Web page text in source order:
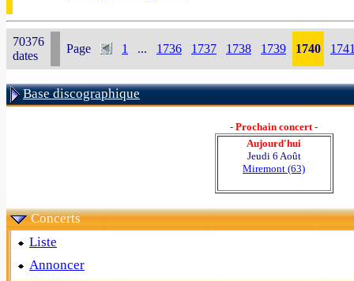
70376
dates
Page 1 ... 1736 1737 1738 1739 1740
Base discographique
- Prochain concert -
Aujourd'hui
Jeudi 6 Août
Miremont (63)
Concerts
Liste
Annoncer